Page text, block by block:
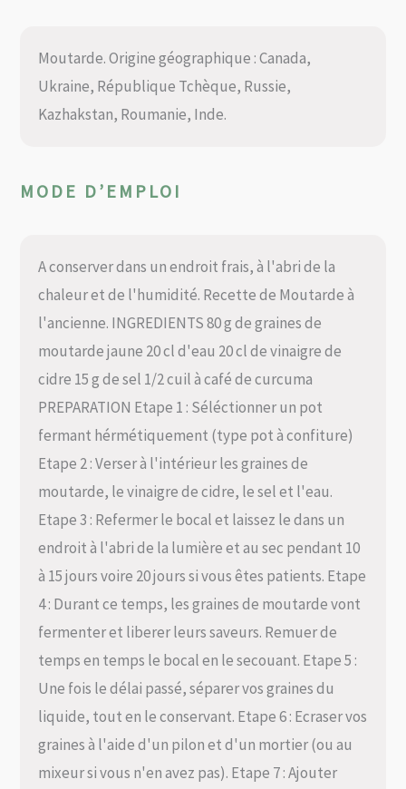
Moutarde. Origine géographique : Canada,
Ukraine, République Tchèque, Russie,
Kazhakstan, Roumanie, Inde.
MODE D’EMPLOI
A conserver dans un endroit frais, à l'abri de la
chaleur et de l'humidité. Recette de Moutarde à
l'ancienne. INGREDIENTS 80 g de graines de
moutarde jaune 20 cl d'eau 20 cl de vinaigre de
cidre 15 g de sel 1/2 cuil à café de curcuma
PREPARATION Etape 1 : Séléctionner un pot
fermant hérmétiquement (type pot à confiture)
Etape 2 : Verser à l'intérieur les graines de
moutarde, le vinaigre de cidre, le sel et l'eau.
Etape 3 : Refermer le bocal et laissez le dans un
endroit à l'abri de la lumière et au sec pendant 10
à 15 jours voire 20 jours si vous êtes patients. Etape
4 : Durant ce temps, les graines de moutarde vont
fermenter et liberer leurs saveurs. Remuer de
temps en temps le bocal en le secouant. Etape 5 :
Une fois le délai passé, séparer vos graines du
liquide, tout en le conservant. Etape 6 : Ecraser vos
graines à l'aide d'un pilon et d'un mortier (ou au
mixeur si vous n'en avez pas). Etape 7 : Ajouter